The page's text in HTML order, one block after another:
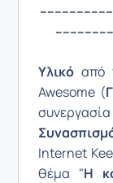
Υλικό από
Awesome (
Internet
θέμα "Η